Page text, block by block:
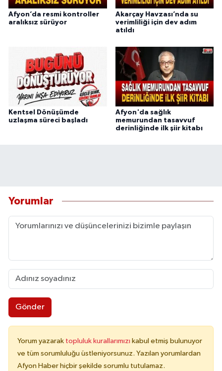
Afyon’da resmi kontroller
aralıksız sürüyor
Akarçay Havzası’nda su
verimliliği için dev adım
atıldı
Kentsel Dönüşümde
uzlaşma süreci başladı
Afyon'da sağlık
memurundan tasavvuf
derinliğinde ilk şiir kitabı
Yorumlar
Gönder
Yorum yazarak topluluk kurallarımızı kabul etmiş bulunuyor
ve tüm sorumluluğu üstleniyorsunuz. Yazılan yorumlardan
Afyon Haber hiçbir şekilde sorumlu tutulamaz.